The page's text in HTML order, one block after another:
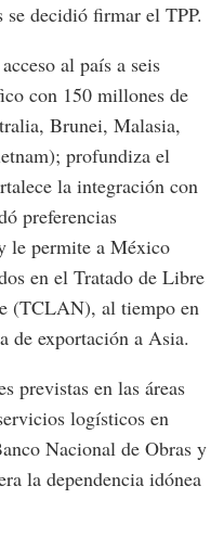
se decidió firmar el TPP.
al país a seis
con 150 millones de
Brunei, Malasia,
profundiza el
la integración con
preferencias
le permite a México
en el Tratado de Libre
(TCLAN), al tiempo en
de exportación a Asia.
previstas en las áreas
logísticos en
Nacional de Obras y
la dependencia idónea